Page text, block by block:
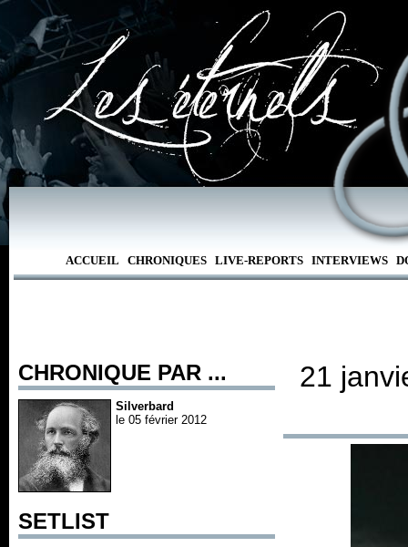
ACCUEIL CHRONIQUES LIVE-REPORTS INTERVIEWS
CHRONIQUE PAR ...
Silverbard
le 05 février 2012
SETLIST
21